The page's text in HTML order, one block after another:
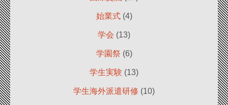
始業式(4)
学会 (13)
学園祭 (6)
学生実験 (13)
学生海外派遣研修 (10)